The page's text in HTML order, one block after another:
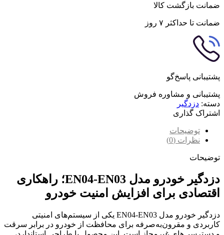
ضمانت بازگشت کالا
ضمانت تا حداکثر ۷ روز
پشتیبانی پاسخ‌گو
پشتیبانی و مشاوره فروش
دسته: دزدگیر
اشتراک گذاری
توضیحات
نظرات (0)
توضیحات
دزدگیر خودرو مدل EN04-EN03؛ راهکاری
اقتصادی برای افزایش امنیت خودرو
دزدگیر خودرو مدل EN04-EN03 یکی از سیستم‌های امنیتی
کاربردی و مقرون‌به‌صرفه برای محافظت از خودرو در برابر سرقت